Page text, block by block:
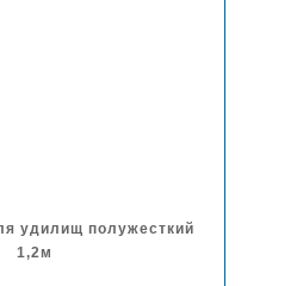
удилищ полужесткий
1,2м